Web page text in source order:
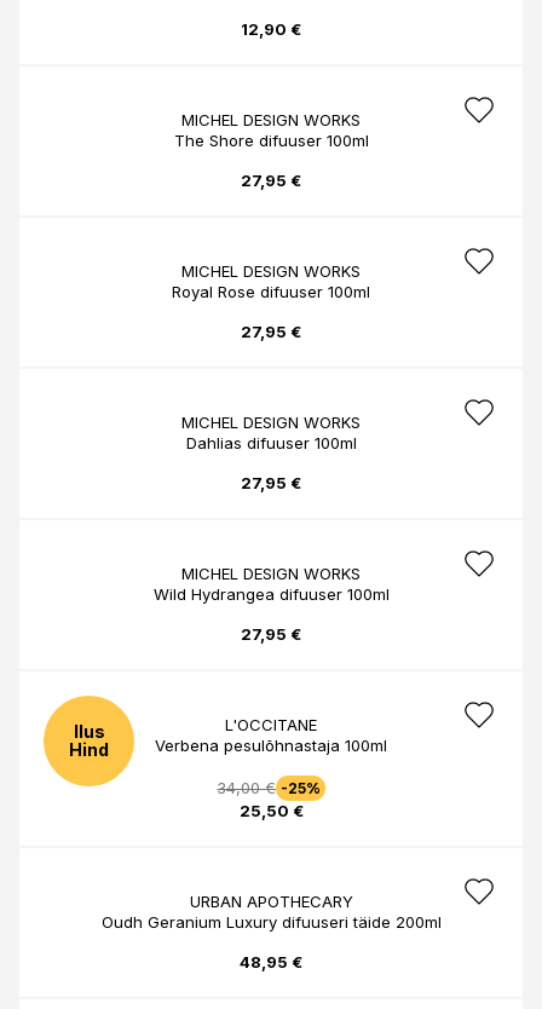
12,90 €
MICHEL DESIGN WORKS
The Shore difuuser 100ml
27,95 €
MICHEL DESIGN WORKS
Royal Rose difuuser 100ml
27,95 €
MICHEL DESIGN WORKS
Dahlias difuuser 100ml
27,95 €
MICHEL DESIGN WORKS
Wild Hydrangea difuuser 100ml
27,95 €
Ilus
Hind
L'OCCITANE
Verbena pesulõhnastaja 100ml
34,00 € -25%
25,50 €
URBAN APOTHECARY
Oudh Geranium Luxury difuuseri täide 200ml
48,95 €